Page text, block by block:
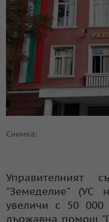
Снимка:
Управителният
"Земеделие"
увеличи с 50
държавна помощ